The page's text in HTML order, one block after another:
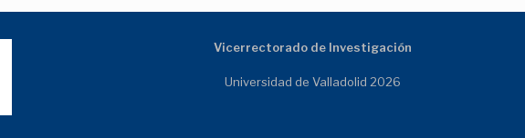
Vicerrectorado de Investigación
Universidad de Valladolid 2026